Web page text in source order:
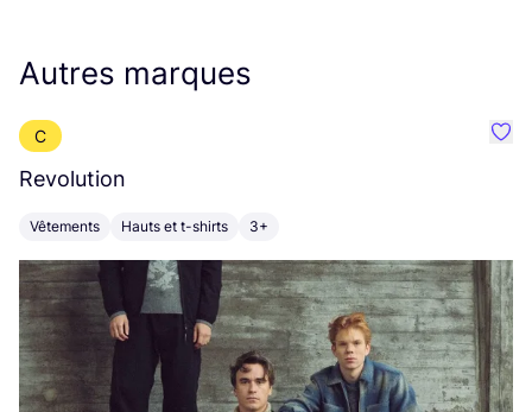
Autres marques
C
Revolution
Vêtements Hauts et t-shirts 3+